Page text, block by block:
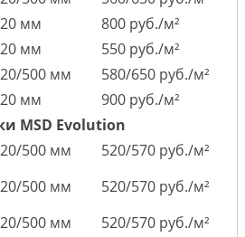
мм
800 руб./м²
мм
550 руб./м²
500 мм
580/650 руб./м²
мм
900 руб./м²
MSD Evolution
500 мм
520/570 руб./м²
500 мм
520/570 руб./м²
500 мм
520/570 руб./м²